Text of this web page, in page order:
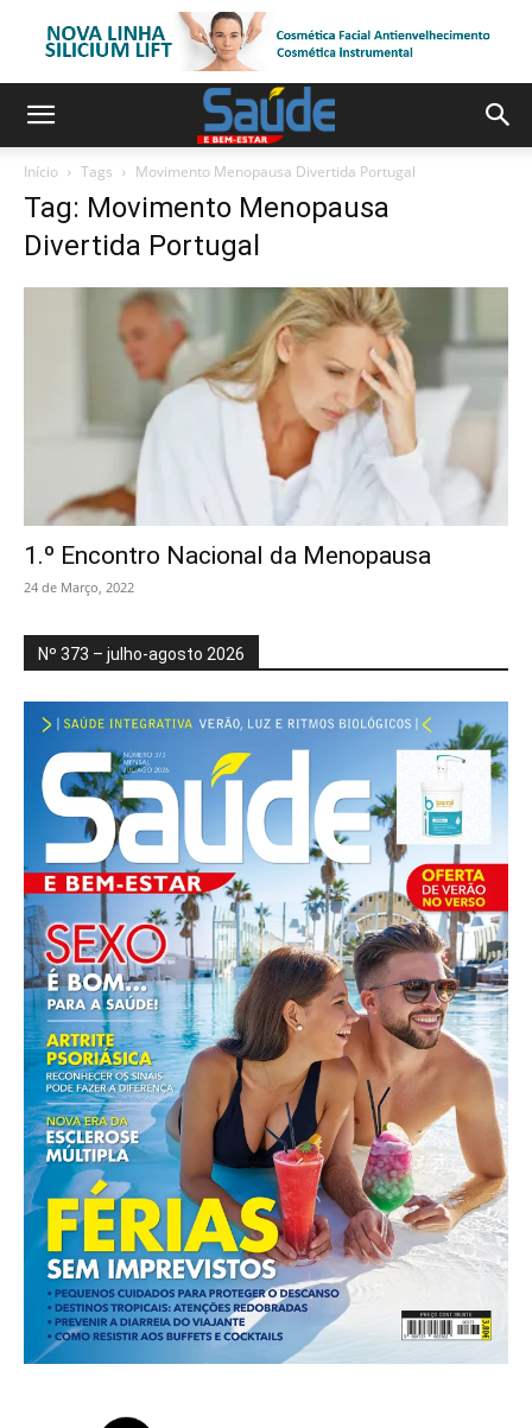
Início Tags Movimento Menopausa Divertida Portugal
Tag: Movimento Menopausa
Divertida Portugal
1.º Encontro Nacional da Menopausa
24 de Março, 2022
Nº 373 – julho-agosto 2026